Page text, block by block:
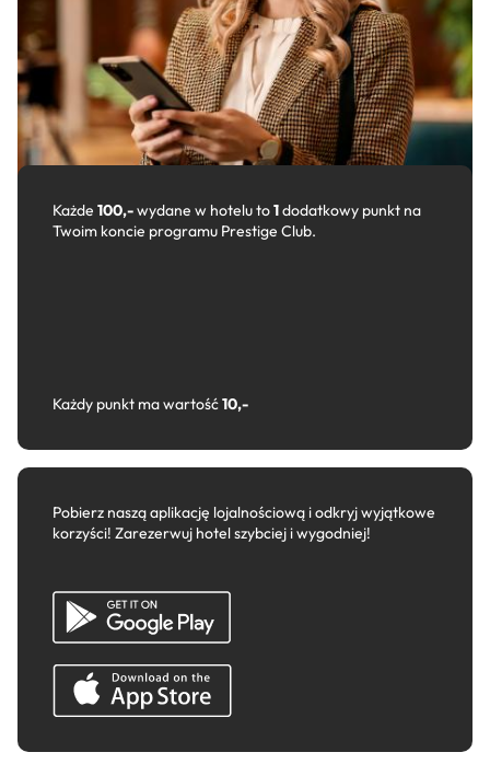
Każde 100,-wydane w hotelu to1dodatkowy punkt na
Twoim koncie programu Prestige Club.
Każdy punkt ma wartość10,-
Pobierz naszą aplikację lojalnościową i odkryj wyjątkowe
korzyści! Zarezerwuj hotel szybciej i wygodniej!